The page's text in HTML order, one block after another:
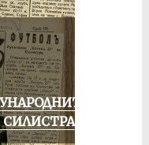
СИЛИСТРА